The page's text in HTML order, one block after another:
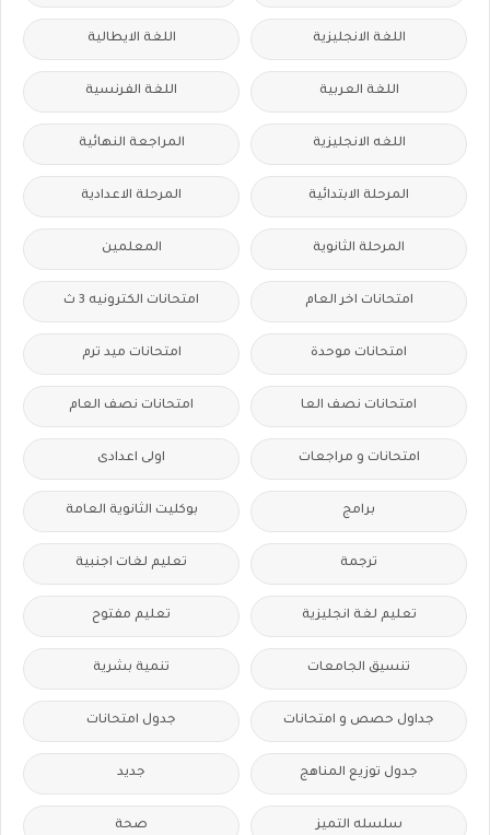
اللغة الانجليزية اللغة الايطالية
اللغة العربية اللغة الفرنسية
اللغه الانجليزية المراجعة النهائية
المرحلة الابتدائية المرحلة الاعدادية
المرحلة الثانوية المعلمين
امتحانات اخر العام امتحانات الكترونيه 3 ث
امتحانات موحدة امتحانات ميد ترم
امتحانات نصف العا امتحانات نصف العام
امتحانات و مراجعات اولى اعدادى
برامج بوكليت الثانوية العامة
ترجمة تعليم لغات اجنبية
تعليم لغة انجليزية تعليم مفتوح
تنسيق الجامعات تنمية بشرية
جداول حصص و امتحانات جدول امتحانات
جدول توزيع المناهج جديد
سلسله التميز صحة